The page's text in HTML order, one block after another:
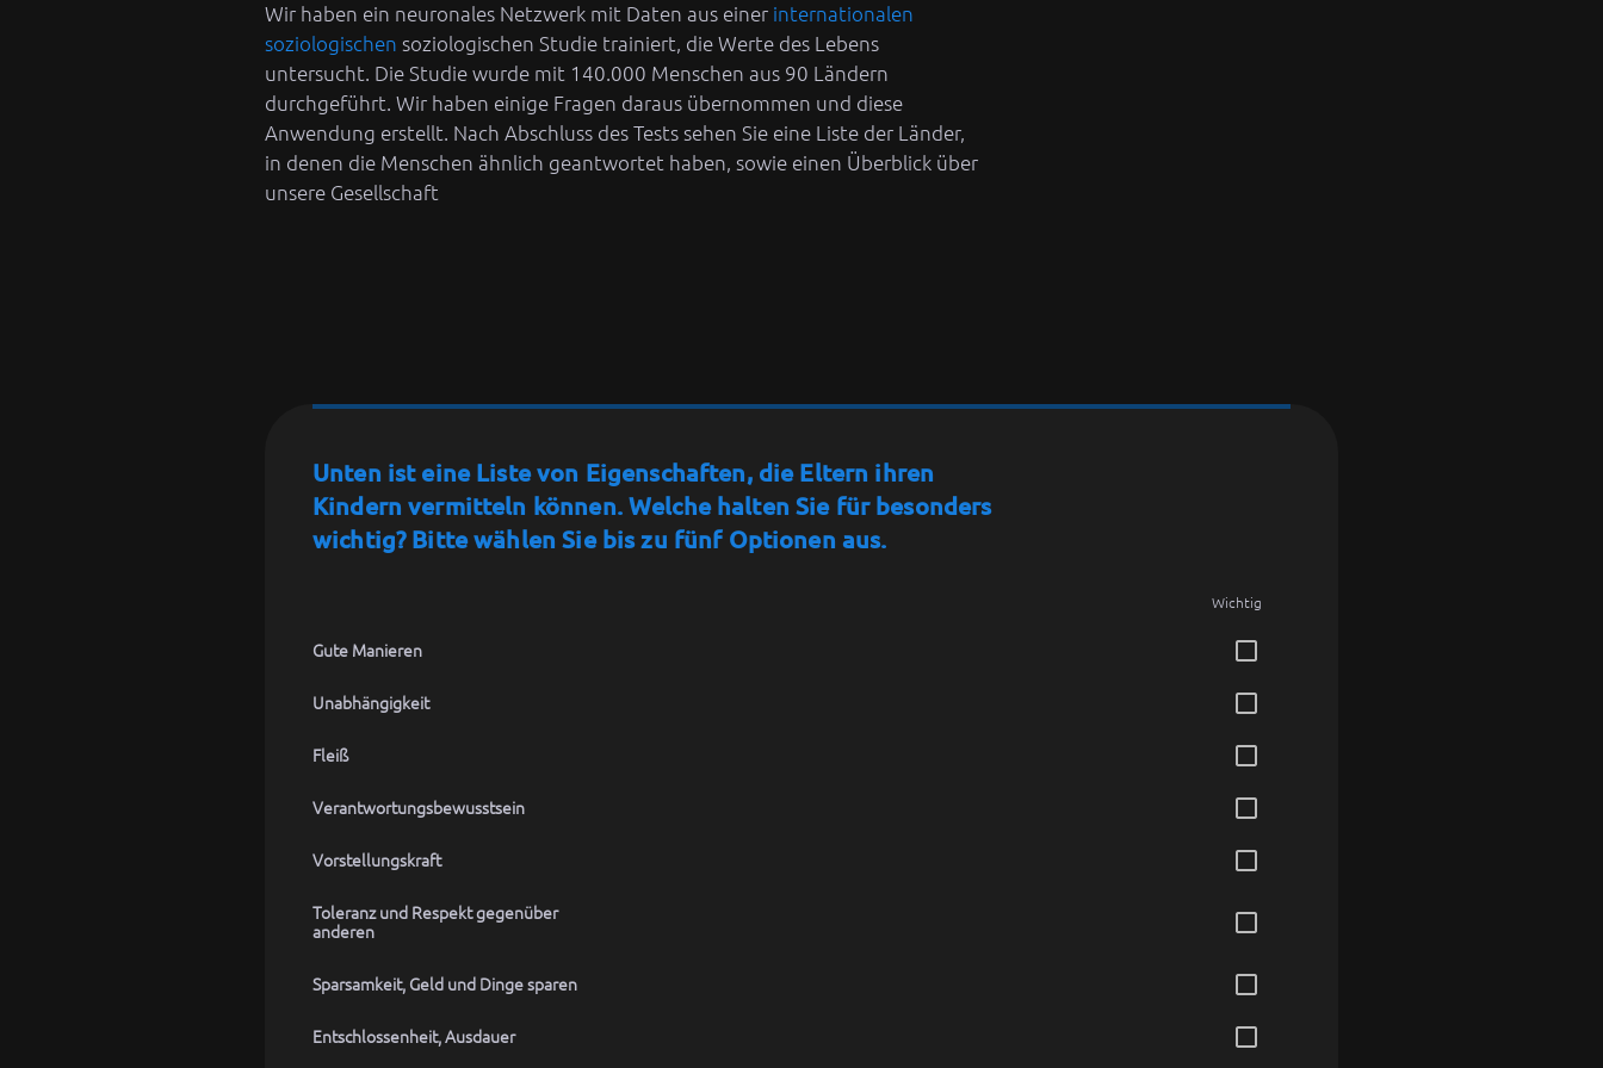
Wir haben ein neuronales Netzwerk mit Daten aus einer internationalen
soziologischen soziologischen Studie trainiert, die Werte des Lebens
untersucht. Die Studie wurde mit 140.000 Menschen aus 90 Ländern
durchgeführt. Wir haben einige Fragen daraus übernommen und diese
Anwendung erstellt. Nach Abschluss des Tests sehen Sie eine Liste der Länder,
in denen die Menschen ähnlich geantwortet haben, sowie einen Überblick über
unsere Gesellschaft
Unten ist eine Liste von Eigenschaften, die Eltern ihren
Kindern vermitteln können. Welche halten Sie für besonders
wichtig? Bitte wählen Sie bis zu fünf Optionen aus.
Wichtig
Gute Manieren
Unabhängigkeit
Fleiß
Verantwortungsbewusstsein
Vorstellungskraft
Toleranz und Respekt gegenüber
anderen
Sparsamkeit, Geld und Dinge sparen
Entschlossenheit, Ausdauer